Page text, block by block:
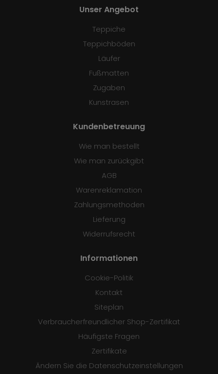
Unser Angebot
Teppiche
Teppichböden
Läufer
Fußmatten
Zugaben
Kunstrasen
Kundenbetreuung
Wie man bestellt
Wie man zurückgibt
AGB
Warenreklamation
Zahlungsmethoden
Lieferung
Widerrufsrecht
Informationen
Cookie-Politik
Kontakt
Siteplan
Verbraucherfreundlicher Shop-Zertifikat
Häufigste Fragen
Zertifikate
Ändern Sie die Datenschutzeinstellungen